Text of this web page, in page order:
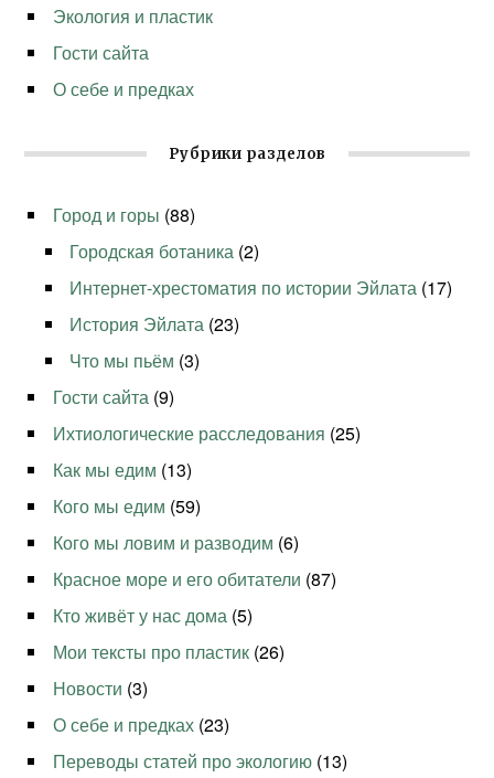
Экология и пластик
Гости сайта
О себе и предках
Рубрики разделов
Город и горы (88)
Городская ботаника (2)
Интернет-хрестоматия по истории Эйлата (17)
История Эйлата (23)
Что мы пьём (3)
Гости сайта (9)
Ихтиологические расследования (25)
Как мы едим (13)
Кого мы едим (59)
Кого мы ловим и разводим (6)
Красное море и его обитатели (87)
Кто живёт у нас дома (5)
Мои тексты про пластик (26)
Новости (3)
О себе и предках (23)
Переводы статей про экологию (13)